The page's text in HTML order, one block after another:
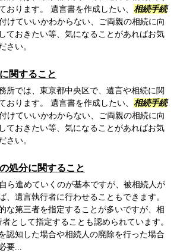
おります。 遺言書を作成したい、 相続手続
けていいかわからない、ご両親の相続に向
ておきたい等、気になることがあればお気
さい。
関すること
所では、東京都中央区で、遺言や相続に関
おります。 遺言書を作成したい、 相続手続
けていいかわからない、ご両親の相続に向
ておきたい等、気になることがあればお気
さい。
処分に関すること
ら進めていくのが基本ですが、被相続人が
、遺言執行者に行わせることもできます。
な第三者を指定することが多いですが、相
として指定することも認められています。
認知した場合や相続人の廃除を行った場合
要...